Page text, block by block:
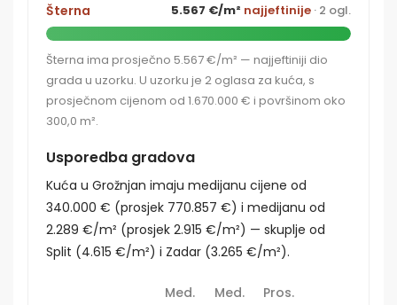
Šterna 5.567 €/m² najjeftinije · 2 ogl.
Šterna ima prosječno 5.567 €/m² — najjeftiniji dio
grada u uzorku. U uzorku je 2 oglasa za kuća, s
prosječnom cijenom od 1.670.000 € i površinom oko
300,0 m².
Usporedba gradova
Kuća u Grožnjan imaju medijanu cijene od
340.000 € (prosjek 770.857 €) i medijanu od
2.289 €/m² (prosjek 2.915 €/m²) — skuplje od
Split (4.615 €/m²) i Zadar (3.265 €/m²).
Med.
Med.
Pros.